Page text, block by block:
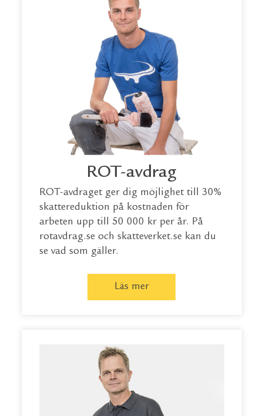
ROT-avdrag
ROT-avdraget ger dig möjlighet till 30%
skattereduktion på kostnaden för
arbeten upp till 50 000 kr per år. På
rotavdrag.se och skatteverket.se kan du
se vad som gäller.
Läs mer